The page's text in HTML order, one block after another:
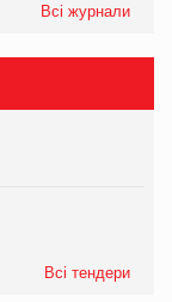
Всі журнали
Всі тендери